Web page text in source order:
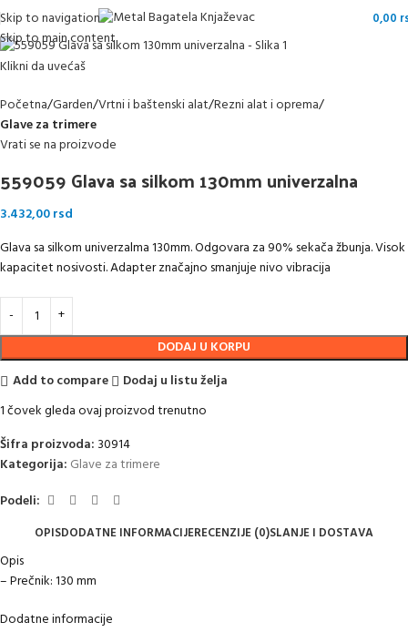
Skip to navigation
Skip to main content
0,00
Klikni da uvećaš
Početna Garden Vrtni i baštenski alat Rezni alat i oprema
Glave za trimere
Vrati se na proizvode
559059 Glava sa silkom 130mm univerzalna
3.432,00rsd
Glava sa silkom univerzalma 130mm. Odgovara za 90% sekača žbunja. Visok
kapacitet nosivosti. Adapter značajno smanjuje nivo vibracija
DODAJ U KORPU
Add to compare
Dodaj u listu želja
1čovek gleda ovaj proizvod trenutno
Šifra proizvoda: 30914
Kategorija: Glave za trimere
Podeli:
OPISDODATNE INFORMACIJERECENZIJE (0)SLANJE I DOSTAVA
Opis
– Prečnik: 130 mm
Dodatne informacije